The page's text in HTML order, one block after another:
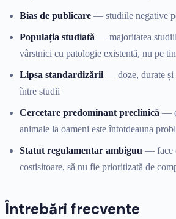
Bias de publicare — studiile negative
Populația studiată — majoritatea
vârstnici cu patologie existentă, nu pe
Lipsa standardizării — doze, durate și
între studii
Cercetare predominant preclinică —
animale la oameni este întotdeauna
Statut regulamentar ambiguu — face
costisitoare, să nu fie prioritizată de
Întrebări frecvente